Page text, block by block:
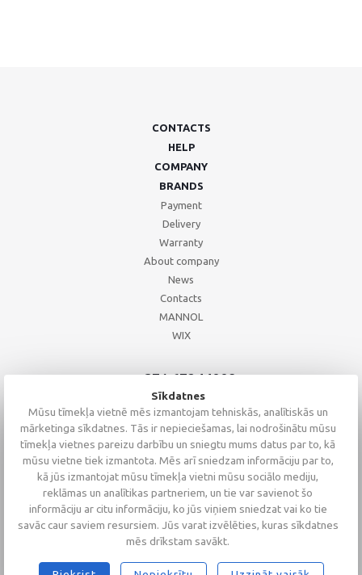
CONTACTS
HELP
COMPANY
BRANDS
Payment
Delivery
Warranty
About company
News
Contacts
MANNOL
WIX
+371 67244008
+371 67271055
+371 26002793
Sīkdatnes
Mūsu tīmekļa vietnē mēs izmantojam tehniskās, analītiskās un
mārketinga sīkdatnes. Tās ir nepieciešamas, lai nodrošinātu mūsu
tīmekļa vietnes pareizu darbību un sniegtu mums datus par to, kā
mūsu vietne tiek izmantota. Mēs arī sniedzam informāciju par to,
kā jūs izmantojat mūsu tīmekļa vietni mūsu sociālo mediju,
reklāmas un analītikas partneriem, un tie var savienot šo
informāciju ar citu informāciju, ko jūs viņiem sniedzat vai ko tie
savāc caur saviem resursiem. Jūs varat izvēlēties, kuras sīkdatnes
mēs drīkstam savākt.